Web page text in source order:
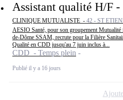
Assistant qualité H/F
CLINIQUE MUTUALISTE - 42 - ST
AESIO Santé, pour son groupement
de-Dôme SSAM, recrute pour la Filière
Qualité en CDD jusqu'au 7 juin inclus à...
CDD - Temps plein
Publié il y a 16 jours